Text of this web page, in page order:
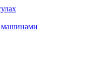
машинами